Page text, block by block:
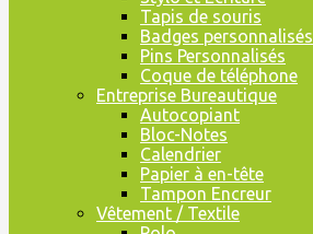
Tapis de souris
Badges personnalisés
Pins Personnalisés
Coque de téléphone
Entreprise Bureautique
Autocopiant
Bloc-Notes
Calendrier
Papier à en-tête
Tampon Encreur
Vêtement / Textile